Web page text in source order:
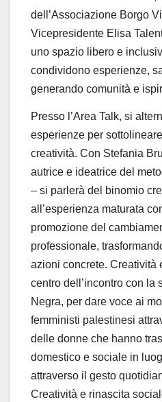
dell’Associazione Borgo
Vicepresidente Elisa
uno spazio libero e
condividono esperienze,
generando comunità e
Presso l’Area Talk, si
esperienze per
creatività. Con Stefania
autrice e ideatrice del
– si parlerà del binomio
all’esperienza maturata
promozione del
professionale,
azioni concrete. Creatività
centro dell’incontro con la
Negra, per dare voce ai
femministi palestinesi
delle donne che hanno
domestico e sociale in
attraverso il gesto
Creatività e rinascita